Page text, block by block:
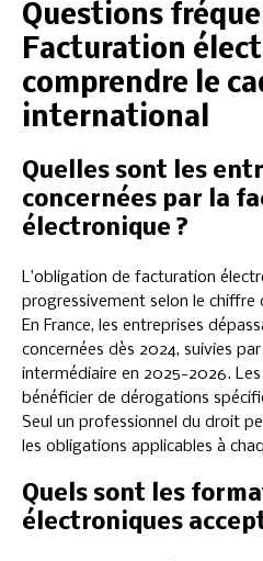
Questions
Facturation
comprendre le
international
Quelles sont les
concernées par la
électronique ?
L’obligation de facturation
progressivement selon le chiffre
En France, les entreprises
concernées dès 2024, suivies
intermédiaire en 2025-2026.
bénéficier de dérogations
Seul un professionnel du droit
les obligations applicables à
Quels sont les
électroniques